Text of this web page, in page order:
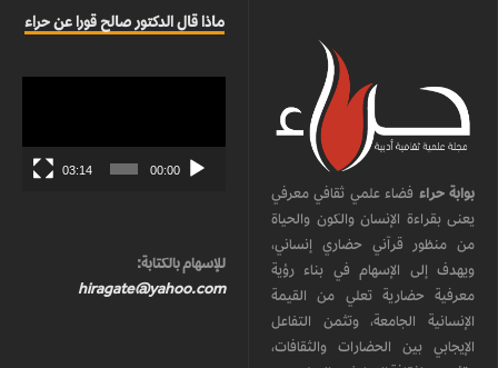
بوابة حراء فضاء علمي ثقافي معرفي
يعنى بقراءة الإنسان والكون والحياة
من منظور قرآني حضاري إنساني،
ويهدف إلى الإسهام في بناء رؤية
معرفية حضارية تعلي من القيمة
الإنسانية الجامعة، وتثمن التفاعل
الإيجابي بين الحضارات والثقافات،
ماذا قال الدكتور صالح قورا عن حراء
00:00
03:14
للإسهام بالكتابة:
hiragate@yahoo.com